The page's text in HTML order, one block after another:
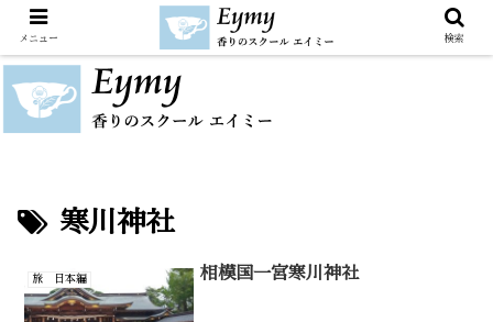
寒川神社
旅 日本編 相模国一宮寒川神社
メニュー 検索